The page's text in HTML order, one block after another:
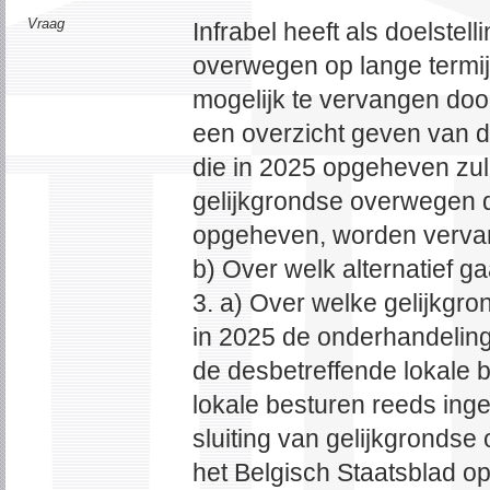
Vraag
Infrabel heeft als
overwegen op lange
mogelijk te vervangen
een overzicht geven van
die in 2025 opgeheven
gelijkgrondse overwegen
opgeheven, worden
b) Over welk alternatief
3. a) Over welke
in 2025 de
de desbetreffende lokale
lokale besturen reeds
sluiting van gelijkgrondse
het Belgisch Staatsblad